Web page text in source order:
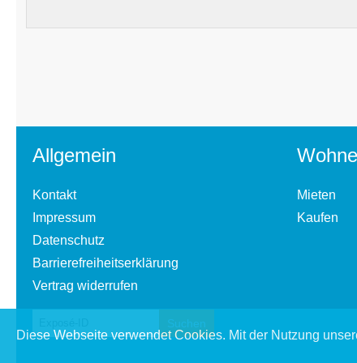
Allgemein
Kontakt
Impressum
Datenschutz
Barrierefreiheitserklärung
Vertrag widerrufen
Mieten
Kaufen
Diese Webseite verwendet Cookies. Mit der Nutzung